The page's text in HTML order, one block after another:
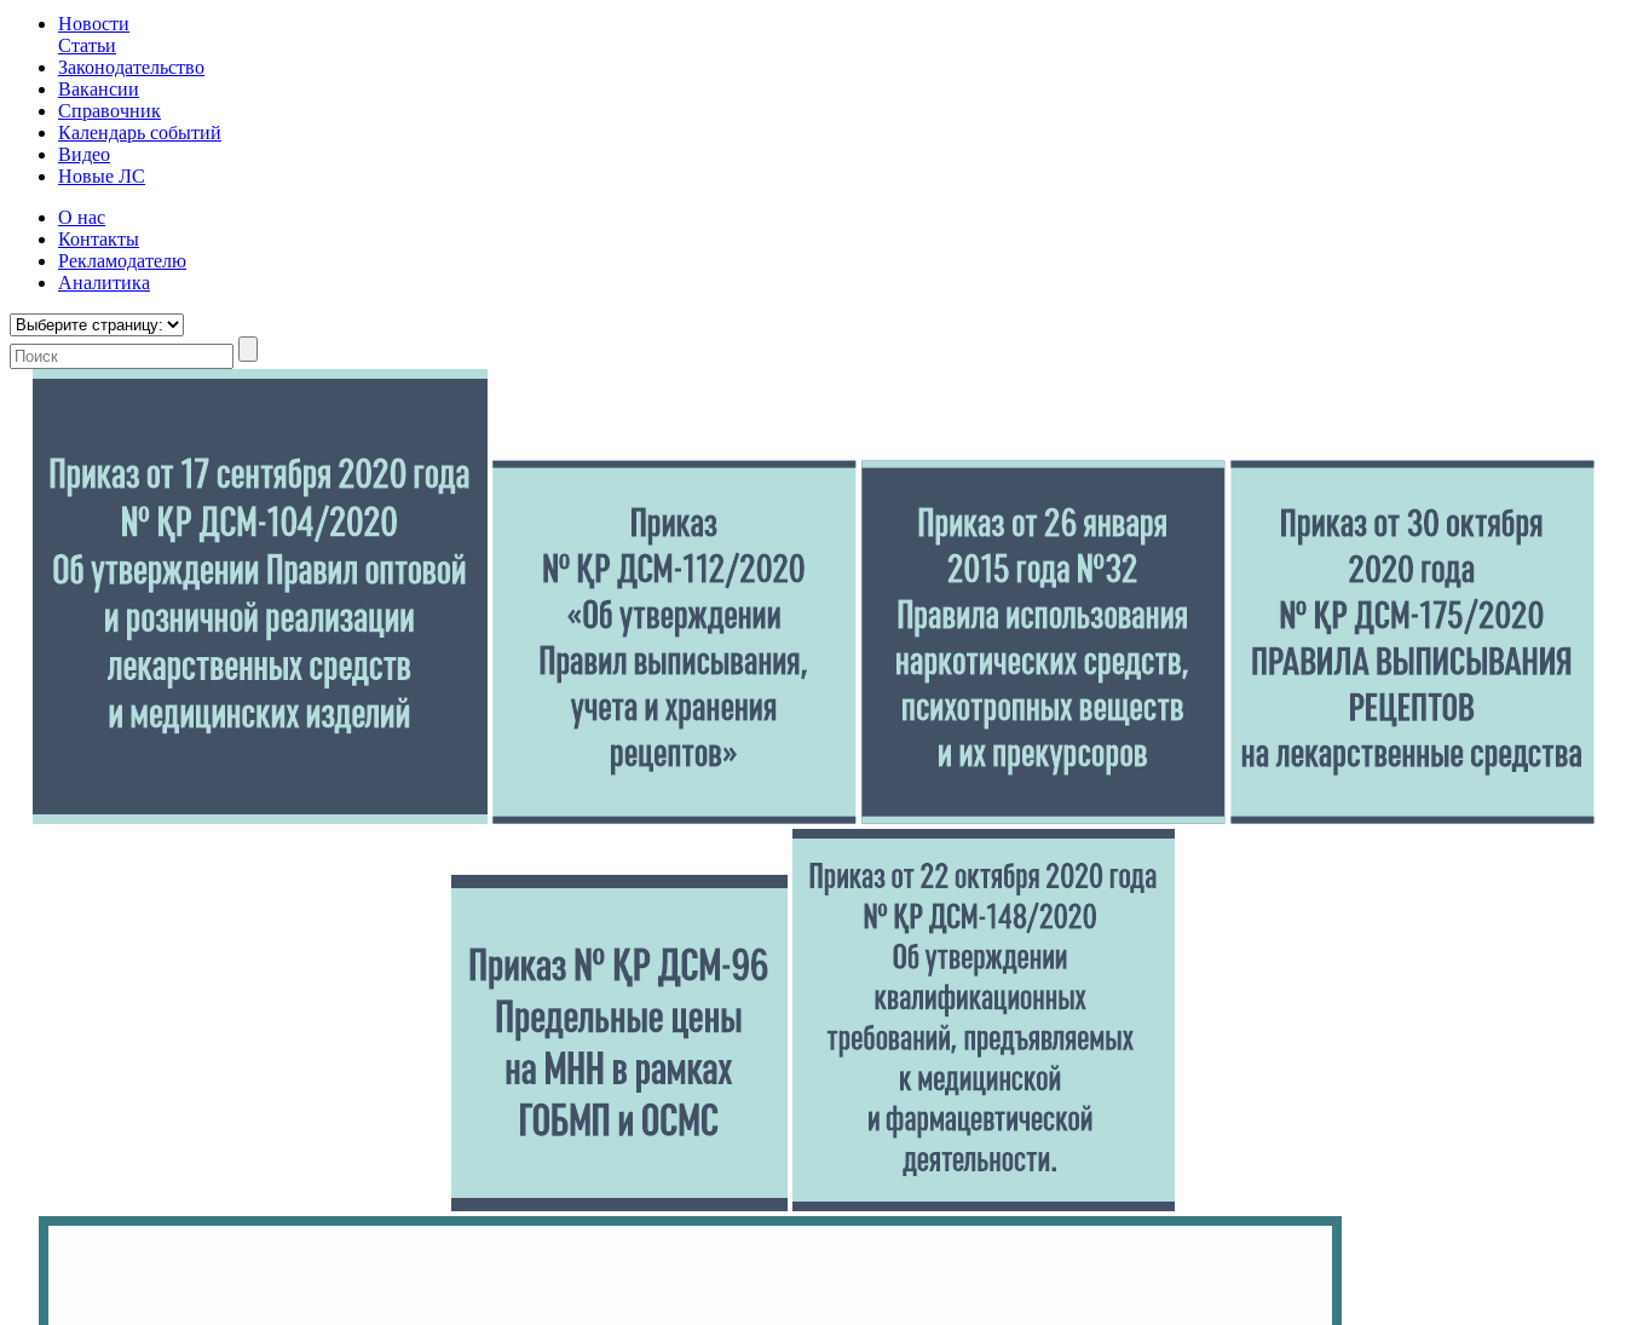
Новости
Статьи
Законодательство
Вакансии
Справочник
Календарь событий
Видео
Новые ЛС
О нас
Контакты
Рекламодателю
Аналитика